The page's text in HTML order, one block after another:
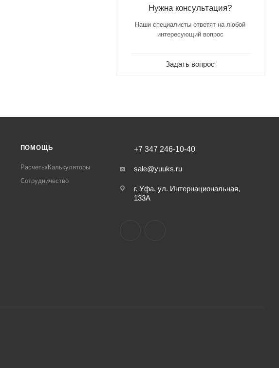
Нужна консультация?
Наши специалисты ответят на любой
интересующий вопрос
Задать вопрос
ПОМОЩЬ
Расчеты/Калькуляторы
Сотрудничество
+7 347 246-10-40
sale@yuuks.ru
г. Уфа, ул. Интернациональная,
133А